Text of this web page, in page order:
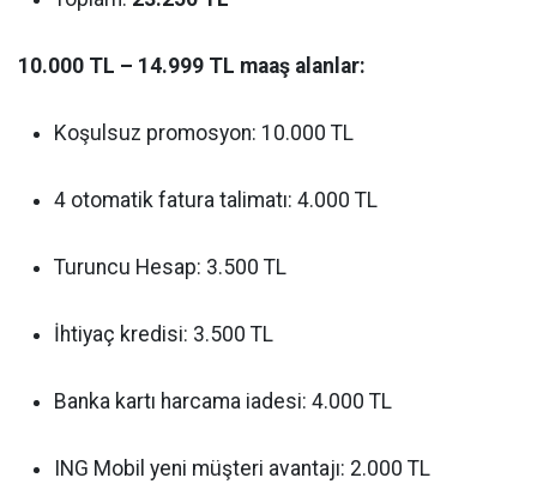
10.000 TL – 14.999 TL maaş alanlar:
Koşulsuz promosyon: 10.000 TL
4 otomatik fatura talimatı: 4.000 TL
Turuncu Hesap: 3.500 TL
İhtiyaç kredisi: 3.500 TL
Banka kartı harcama iadesi: 4.000 TL
ING Mobil yeni müşteri avantajı: 2.000 TL